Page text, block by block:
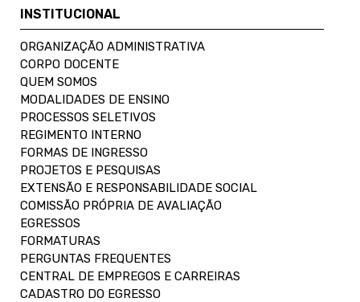
INSTITUCIONAL
ORGANIZAÇÃO ADMINISTRATIVA
CORPO DOCENTE
QUEM SOMOS
MODALIDADES DE ENSINO
PROCESSOS SELETIVOS
REGIMENTO INTERNO
FORMAS DE INGRESSO
PROJETOS E PESQUISAS
EXTENSÃO E RESPONSABILIDADE SOCIAL
COMISSÃO PRÓPRIA DE AVALIAÇÃO
EGRESSOS
FORMATURAS
PERGUNTAS FREQUENTES
CENTRAL DE EMPREGOS E CARREIRAS
CADASTRO DO EGRESSO